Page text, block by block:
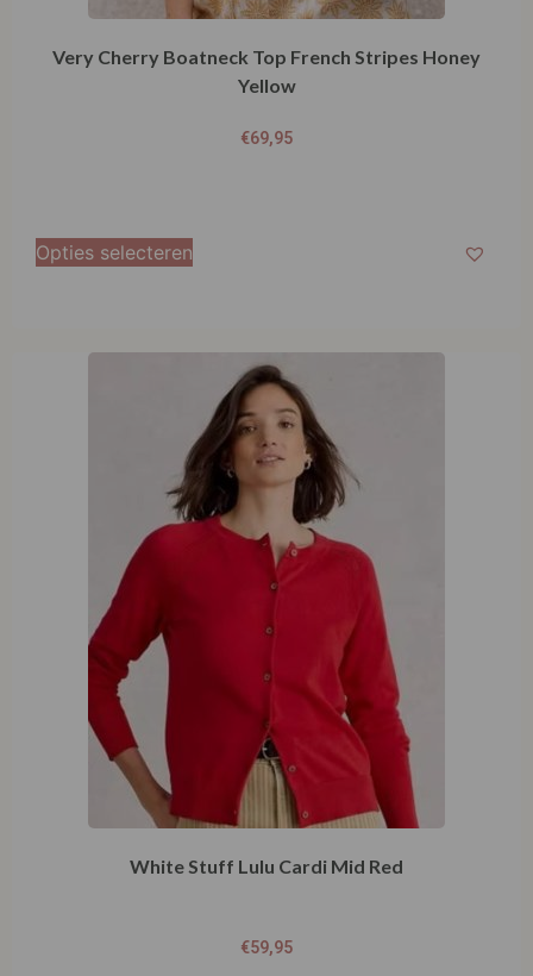
Very Cherry Boatneck Top French Stripes Honey
Yellow
€69,95
Opties selecteren
White Stuff Lulu Cardi Mid Red
€59,95